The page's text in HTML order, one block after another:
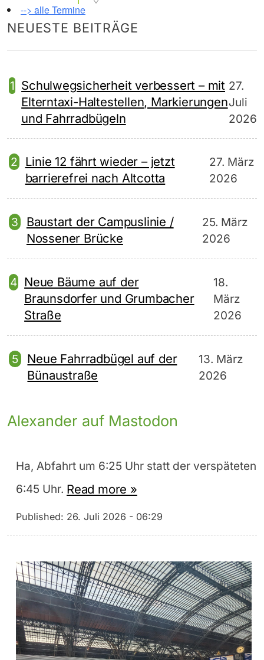
--> alle Termine
NEUESTE BEITRÄGE
Schulwegsicherheit verbessert – mit
Elterntaxi-Haltestellen, Markierungen
und Fahrradbügeln
27.
Juli
2026
Linie 12 fährt wieder – jetzt
barrierefrei nach Altcotta
27. März
2026
Baustart der Campuslinie /
Nossener Brücke
25. März
2026
Neue Bäume auf der
Braunsdorfer und Grumbacher
Straße
18.
März
2026
Neue Fahrradbügel auf der
Bünaustraße
13. März
2026
Alexander auf Mastodon
Ha, Abfahrt um 6:25 Uhr statt der verspäteten
6:45 Uhr. Read more »
Published: 26. Juli 2026 - 06:29